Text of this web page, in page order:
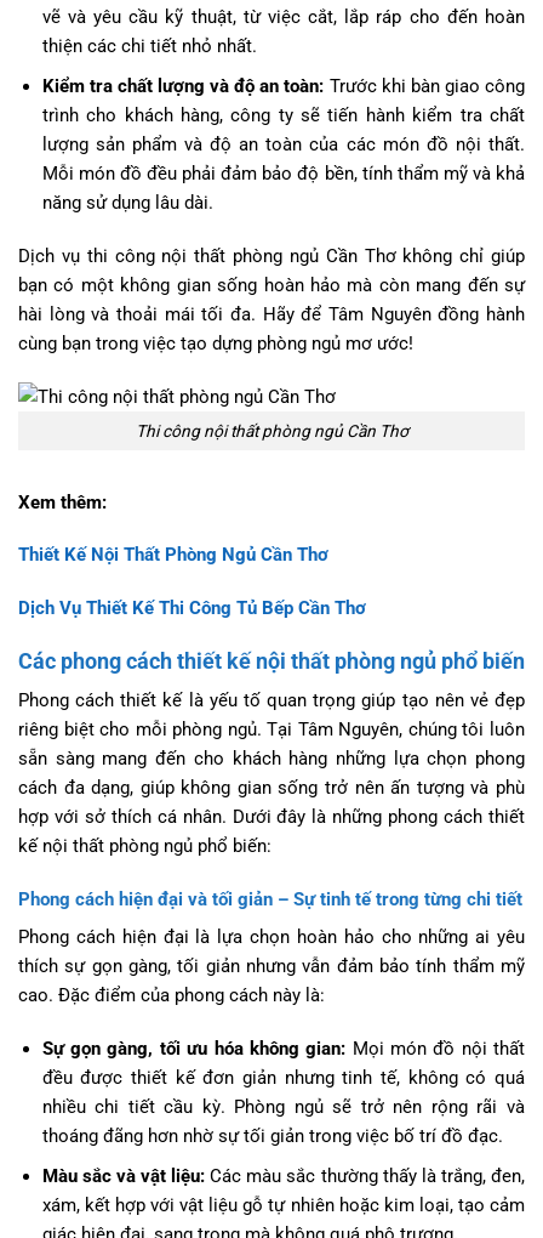
vẽ và yêu cầu kỹ thuật, từ việc cắt, lắp ráp cho đến hoàn
thiện các chi tiết nhỏ nhất.
Kiểm tra chất lượng và độ an toàn: Trước khi bàn giao công
trình cho khách hàng, công ty sẽ tiến hành kiểm tra chất
lượng sản phẩm và độ an toàn của các món đồ nội thất.
Mỗi món đồ đều phải đảm bảo độ bền, tính thẩm mỹ và khả
năng sử dụng lâu dài.
Dịch vụ thi công nội thất phòng ngủ Cần Thơ không chỉ giúp
bạn có một không gian sống hoàn hảo mà còn mang đến sự
hài lòng và thoải mái tối đa. Hãy để Tâm Nguyên đồng hành
cùng bạn trong việc tạo dựng phòng ngủ mơ ước!
Thi công nội thất phòng ngủ Cần Thơ
Xem thêm:
Thiết Kế Nội Thất Phòng Ngủ Cần Thơ
Dịch Vụ Thiết Kế Thi Công Tủ Bếp Cần Thơ
Các phong cách thiết kế nội thất phòng ngủ phổ biến
Phong cách thiết kế là yếu tố quan trọng giúp tạo nên vẻ đẹp
riêng biệt cho mỗi phòng ngủ. Tại Tâm Nguyên, chúng tôi luôn
sẵn sàng mang đến cho khách hàng những lựa chọn phong
cách đa dạng, giúp không gian sống trở nên ấn tượng và phù
hợp với sở thích cá nhân. Dưới đây là những phong cách thiết
kế nội thất phòng ngủ phổ biến:
Phong cách hiện đại và tối giản – Sự tinh tế trong từng chi tiết
Phong cách hiện đại là lựa chọn hoàn hảo cho những ai yêu
thích sự gọn gàng, tối giản nhưng vẫn đảm bảo tính thẩm mỹ
cao. Đặc điểm của phong cách này là:
Sự gọn gàng, tối ưu hóa không gian: Mọi món đồ nội thất
đều được thiết kế đơn giản nhưng tinh tế, không có quá
nhiều chi tiết cầu kỳ. Phòng ngủ sẽ trở nên rộng rãi và
thoáng đãng hơn nhờ sự tối giản trong việc bố trí đồ đạc.
Màu sắc và vật liệu: Các màu sắc thường thấy là trắng, đen,
xám, kết hợp với vật liệu gỗ tự nhiên hoặc kim loại, tạo cảm